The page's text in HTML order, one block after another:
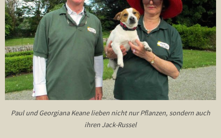
Paul und Georgiana Keane lieben nicht nur Pflanzen, sondern auch
ihren Jack-Russel